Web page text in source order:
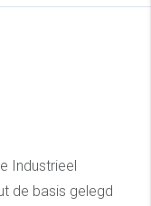
Industrieel
de basis gelegd